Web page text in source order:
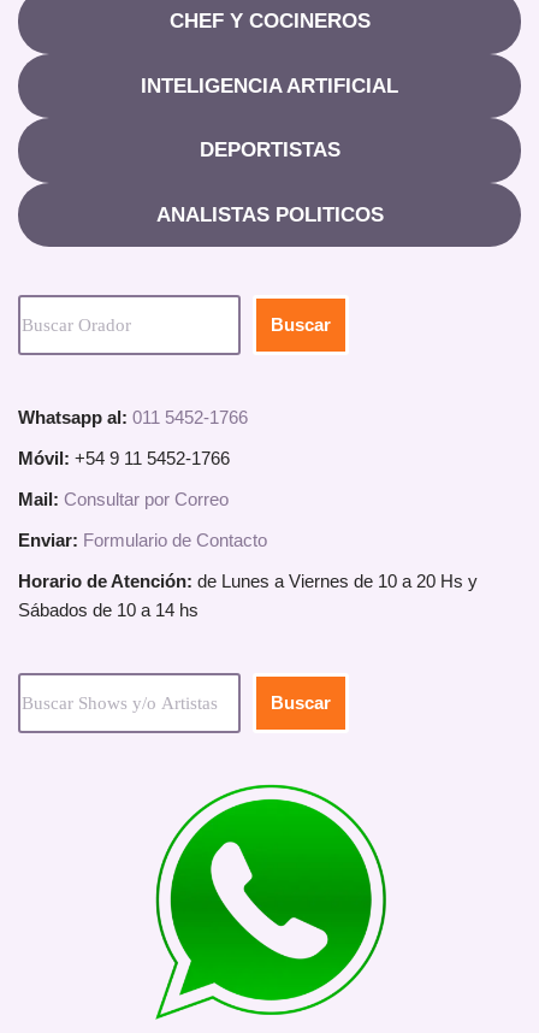
CHEF Y COCINEROS
INTELIGENCIA ARTIFICIAL
DEPORTISTAS
ANALISTAS POLITICOS
Buscar
Whatsapp al: 011 5452-1766
Móvil: +54 9 11 5452-1766
Mail: Consultar por Correo
Enviar: Formulario de Contacto
Horario de Atención: de Lunes a Viernes de 10 a 20 Hs y
Sábados de 10 a 14 hs
Buscar